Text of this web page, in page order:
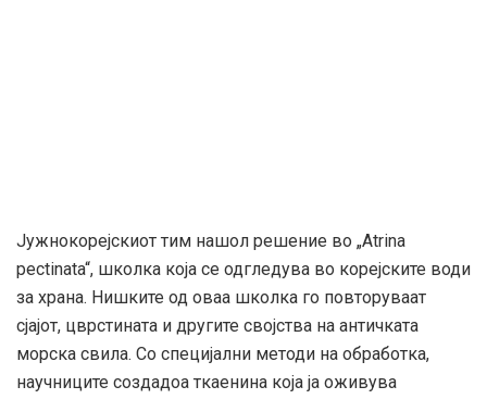
Јужнокорејскиот тим нашол решение во „Atrina
pectinata“, школка која се одгледува во корејските води
за храна. Нишките од оваа школка го повторуваат
сјајот, цврстината и другите својства на античката
морска свила. Со специјални методи на обработка,
научниците создадоа ткаенина која ја оживува